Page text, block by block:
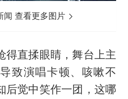
闻 查看更多图片
得直揉眼睛，舞台上主
致演唱卡顿、咳嗽不
后觉中笑作一团，这哪